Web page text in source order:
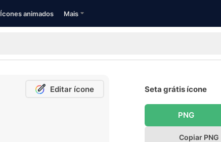
Ícones animados Mais
Editar ícone Seta grátis ícone
PNG
Copiar PNG